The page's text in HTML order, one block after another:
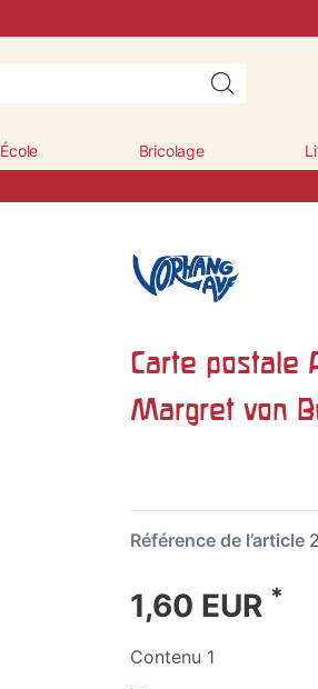
École Bricolage
Carte postale
Margret von
Référence de l’article
1,60 EUR *
Contenu 1